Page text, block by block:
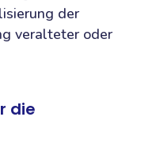
der
veralteter oder
die